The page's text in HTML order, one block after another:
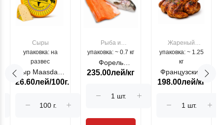
Сыры
упаковка: на
развес
Сыр Maasdam
Sublime Cow
26.60лей/100г.
Рыба и
морепродукты
упаковка: ~ 0.7 кг
Форель
лососевая
Moldovenesc"
235.00лей/кг
Жареный
цыпленок
упаковка: ~ 1.25
кг
Французский
гриль, кг
198.00лей/кг